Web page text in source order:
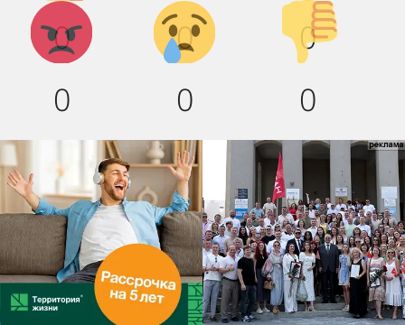
0 0 0
Агрессия!
0
Грусть :
(
0
Палец
вниз!
0